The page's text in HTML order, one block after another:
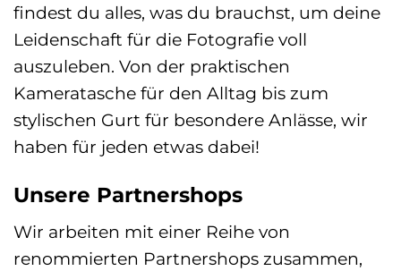
findest du alles, was du brauchst, um deine
Leidenschaft für die Fotografie voll
auszuleben. Von der praktischen
Kameratasche für den Alltag bis zum
stylischen Gurt für besondere Anlässe, wir
haben für jeden etwas dabei!
Unsere Partnershops
Wir arbeiten mit einer Reihe von
renommierten Partnershops zusammen,